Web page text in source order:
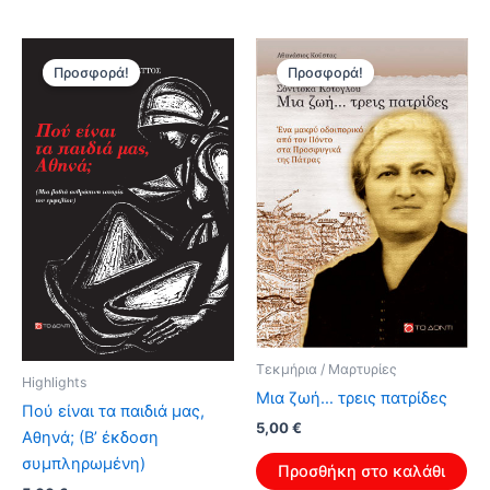
Προσφορά!
Highlights
Πού είναι τα παιδιά μας,
Αθηνά; (Β’ έκδοση
συμπληρωμένη)
Προσφορά!
Τεκμήρια / Μαρτυρίες
Μια ζωή… τρεις πατρίδες
Original
was:
8,00 €.
5,00€
τιμή
είναι:
Προσθήκη στο καλάθι